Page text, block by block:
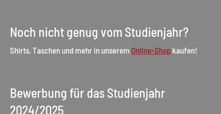
Noch nicht genug vom Studienjahr?
Shirts, Taschen und mehr in unserem Online-Shop kaufen!
Bewerbung für das Studienjahr
2024/2025